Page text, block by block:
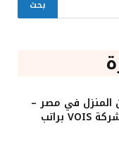
في مصر –
فرصة العمر للعمل بشركة VOIS براتب